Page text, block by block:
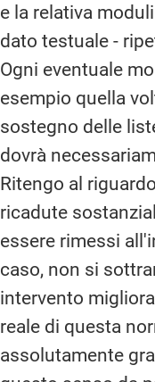
e la relativa
dato testuale -
Ogni eventuale
esempio quella
sostegno delle
dovrà
Ritengo al
ricadute
essere rimessi
caso, non si
intervento
reale di questa
assolutamente